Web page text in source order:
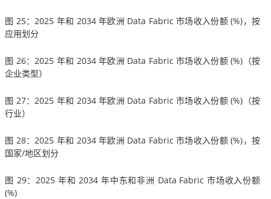
图 25：2025 年和 2034 年欧洲 Data Fabric 市场收入份额 (%)，按
应用划分
图 26：2025 年和 2034 年欧洲 Data Fabric 市场收入份额 (%)（按
企业类型）
图 27：2025 年和 2034 年欧洲 Data Fabric 市场收入份额 (%)（按
行业）
图 28：2025 年和 2034 年欧洲 Data Fabric 市场收入份额 (%)，按
国家/地区划分
图 29：2025 年和 2034 年中东和非洲 Data Fabric 市场收入份额
(%)